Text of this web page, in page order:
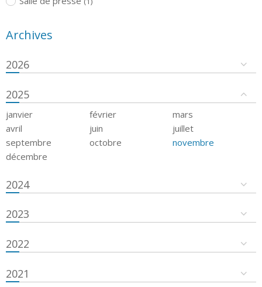
Archives
2026
2025
janvier février
mars
avril
juin
juillet
septembre
octobre
novembre
décembre
2024
2023
2022
2021